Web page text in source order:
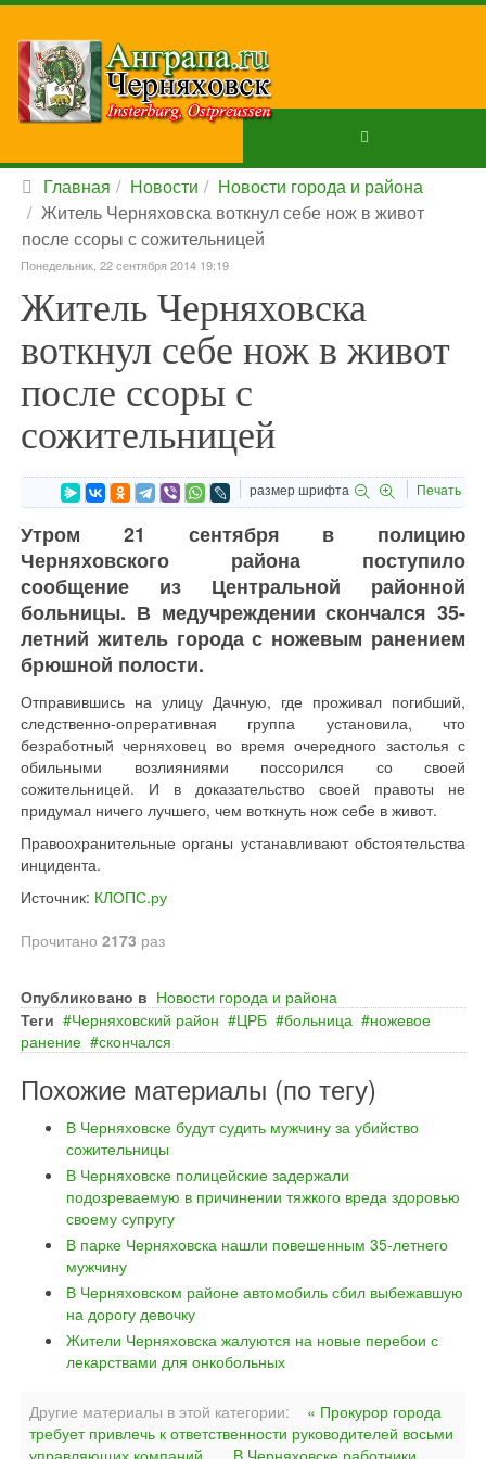
Главная Новости
Новости города и района
Житель Черняховска воткнул себе нож в живот
после ссоры с сожительницей
Понедельник, 22 сентября 2014 19:19
Житель Черняховска
воткнул себе нож в живот
после ссоры с
сожительницей
размер шрифта Печать
Утром 21 сентября в полицию
Черняховского района поступило
сообщение из Центральной районной
больницы. В медучреждении скончался 35-
летний житель города с ножевым ранением
брюшной полости.
Отправившись на улицу Дачную, где проживал погибший,
следственно-опреративная группа установила, что
безработный черняховец во время очередного застолья с
обильными возлияниями поссорился со своей
сожительницей. И в доказательство своей правоты не
придумал ничего лучшего, чем воткнуть нож себе в живот.
Правоохранительные органы устанавливают обстоятельства
инцидента.
Источник: КЛОПС.ру
Прочитано 2173 раз
Опубликовано в Новости города и района
Теги
Черняховский район ЦРБ больница
ножевое
ранение
скончался
Похожие материалы (по тегу)
В Черняховске будут судить мужчину за убийство
сожительницы
В Черняховске полицейские задержали
подозреваемую в причинении тяжкого вреда здоровью
своему супругу
В парке Черняховска нашли повешенным 35-летнего
мужчину
В Черняховском районе автомобиль сбил выбежавшую
на дорогу девочку
Жители Черняховска жалуются на новые перебои с
лекарствами для онкобольных
Другие материалы в этой категории:
« Прокурор города
требует привлечь к ответственности руководителей восьми
управляющих компаний
В Черняховске работники